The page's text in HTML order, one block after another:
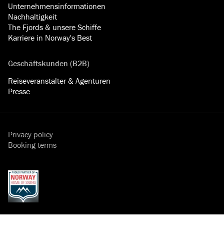
Unternehmensinformationen
Nachhaltigkeit
The Fjords & unsere Schiffe
Karriere in Norway's Best
Geschäftskunden (B2B)
Reiseveranstalter & Agenturen
Presse
Privacy policy
Booking terms